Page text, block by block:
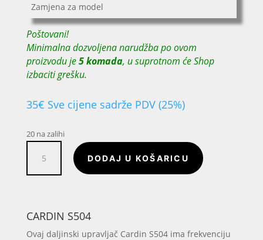
Zamjena za model
Poštovani!
Minimalna dozvoljena narudžba po ovom
proizvodu je5 komada, u suprotnom će Shop
izbaciti grešku.
35€ Sve cijene sadrže PDV (25%)
20 na zalihi
S504
količina
DODAJ U KOŠARICU
CARDIN S504
Ovaj daljinski upravljač Cardin S504 ima frekvenciju